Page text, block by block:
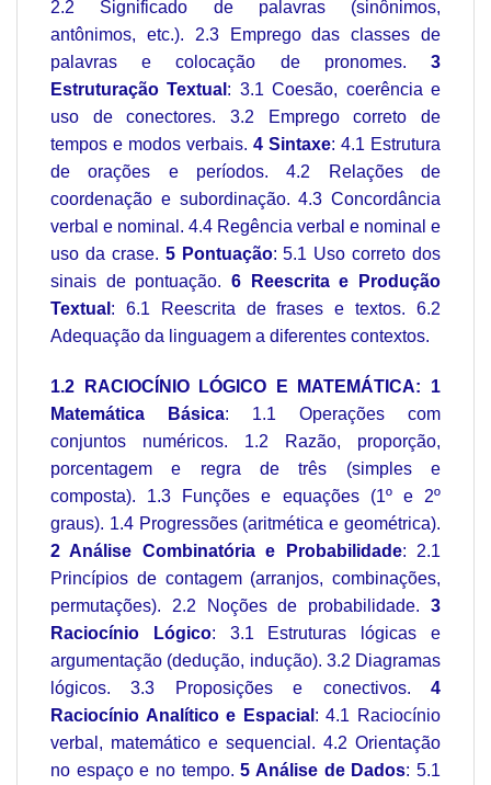
2.2 Significado de palavras (sinônimos,
antônimos, etc.). 2.3 Emprego das classes de
palavras e colocação de pronomes. 3
Estruturação Textual : 3.1 Coesão, coerência e
uso de conectores. 3.2 Emprego correto de
tempos e modos verbais. 4 Sintaxe: 4.1 Estrutura
de orações e períodos. 4.2 Relações de
coordenação e subordinação. 4.3 Concordância
verbal e nominal. 4.4 Regência verbal e nominal e
uso da crase. 5 Pontuação: 5.1 Uso correto dos
sinais de pontuação. 6 Reescrita e Produção
Textual : 6.1 Reescrita de frases e textos. 6.2
Adequação da linguagem a diferentes contextos.
1.2 RACIOCÍNIO LÓGICO E MATEMÁTICA: 1
Matemática Básica: 1.1 Operações com
conjuntos numéricos. 1.2 Razão, proporção,
porcentagem e regra de três (simples e
composta). 1.3 Funções e equações (1º e 2º
graus). 1.4 Progressões (aritmética e geométrica).
2 Análise Combinatória e Probabilidade: 2.1
Princípios de contagem (arranjos, combinações,
permutações). 2.2 Noções de probabilidade. 3
Raciocínio Lógico: 3.1 Estruturas lógicas e
argumentação (dedução, indução). 3.2 Diagramas
lógicos. 3.3 Proposições e conectivos. 4
Raciocínio Analítico e Espacial : 4.1 Raciocínio
verbal, matemático e sequencial. 4.2 Orientação
no espaço e no tempo.5 Análise de Dados: 5.1